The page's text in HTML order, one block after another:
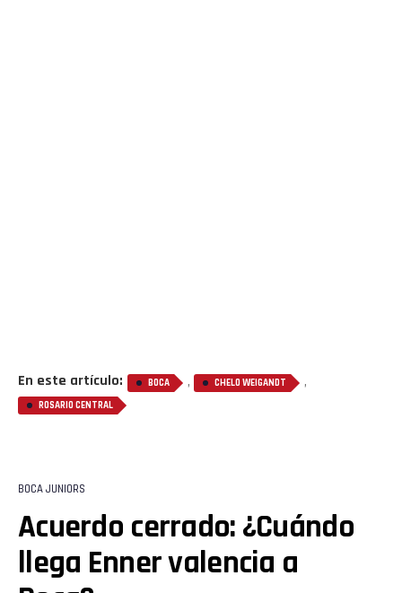
En este artículo: BOCA , CHELO WEIGANDT ,
ROSARIO CENTRAL
BOCA JUNIORS
Acuerdo cerrado: ¿Cuándo
llega Enner valencia a